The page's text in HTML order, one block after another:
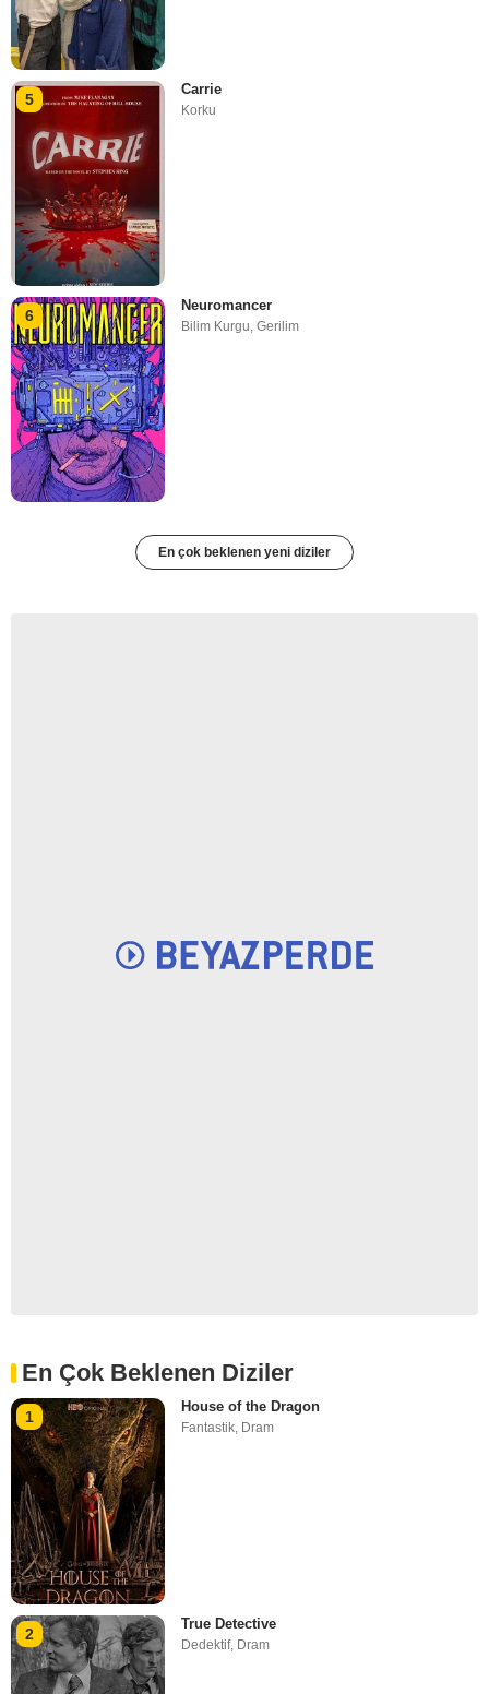
5
Carrie
Korku
6
Neuromancer
Bilim Kurgu,Gerilim
En çok beklenen yeni diziler
En Çok Beklenen Diziler
1
House of the Dragon
Fantastik, Dram
2
True Detective
Dedektif, Dram